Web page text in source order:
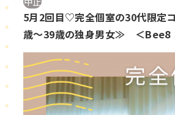
5月2回目♡完全個室の30代限
歳～39歳の独身男女≫ ＜Bee8